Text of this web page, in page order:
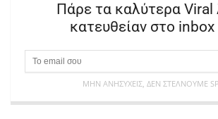
Πάρε τα καλύτερα
κατευθείαν στο inbox
ΜΗΝ ΑΝΗΣΥΧΕΊΣ, ΔΕΝ ΣΤΈΛΝΟΥΜΕ